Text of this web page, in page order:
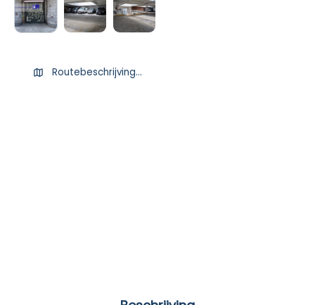
Routebeschrijving ophalen